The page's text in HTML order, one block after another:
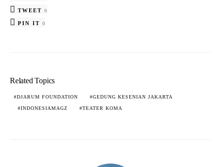
TWEET 0
PIN IT 0
Related Topics
DJARUM FOUNDATION GEDUNG KESENIAN JAKARTA
INDONESIAMAGZ TEATER KOMA